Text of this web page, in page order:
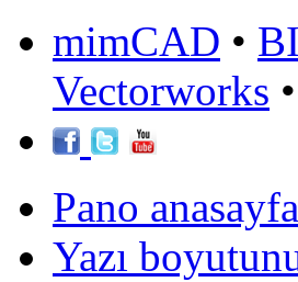
mimCAD •
Vectorworks •
Pano
Yazı